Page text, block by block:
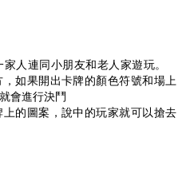
人連同小朋友和老人家遊玩。
如果開出卡牌的顏色符號和場上
會進行決鬥
的圖案，說中的玩家就可以搶去